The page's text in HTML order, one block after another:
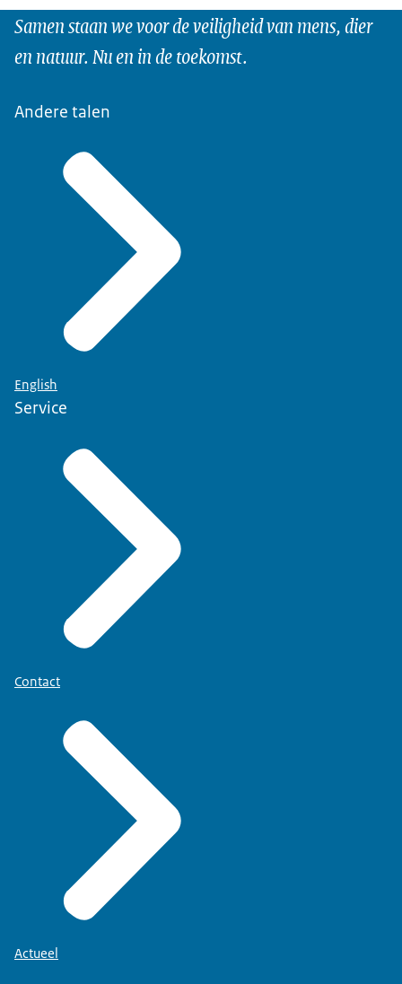
Samen staan we voor de veiligheid van mens, dier
en natuur. Nu en in de toekomst.
Andere talen
English
Service
Contact
Actueel